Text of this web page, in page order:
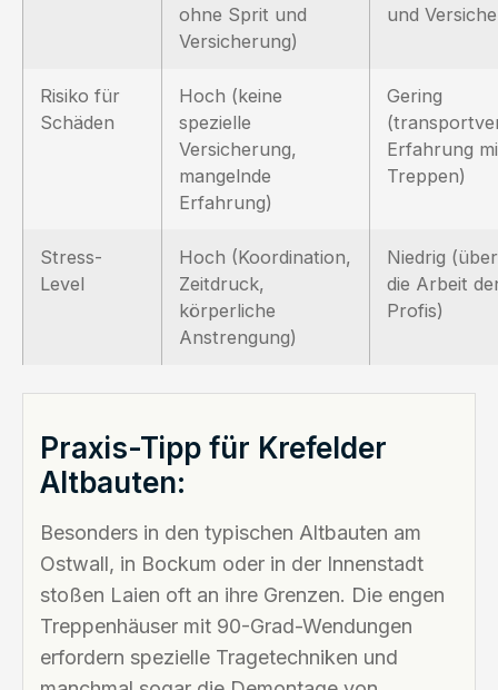
ohne Sprit und
Versicherung)
und
Risiko für
Schäden
Hoch (keine
spezielle
Versicherung,
mangelnde
Erfahrung)
Gering
Erfahrung
Treppen)
Stress-
Level
Hoch (Koordination,
Zeitdruck,
körperliche
Anstrengung)
Niedrig
die Arbeit
Profis)
Praxis-Tipp für Krefelder
Altbauten:
Besonders in den typischen Altbauten am
Ostwall, in Bockum oder in der Innenstadt
stoßen Laien oft an ihre Grenzen. Die engen
Treppenhäuser mit 90-Grad-Wendungen
erfordern spezielle Tragetechniken und